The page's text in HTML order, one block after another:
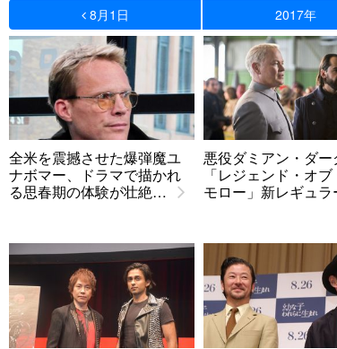
8月1日 2017年
全米を震撼させた爆弾魔ユ
ナボマー、ドラマで描かれ
る思春期の体験が壮絶…
悪役ダミアン・ダー
「レジェンド・オブ
モロー」新レギュラ